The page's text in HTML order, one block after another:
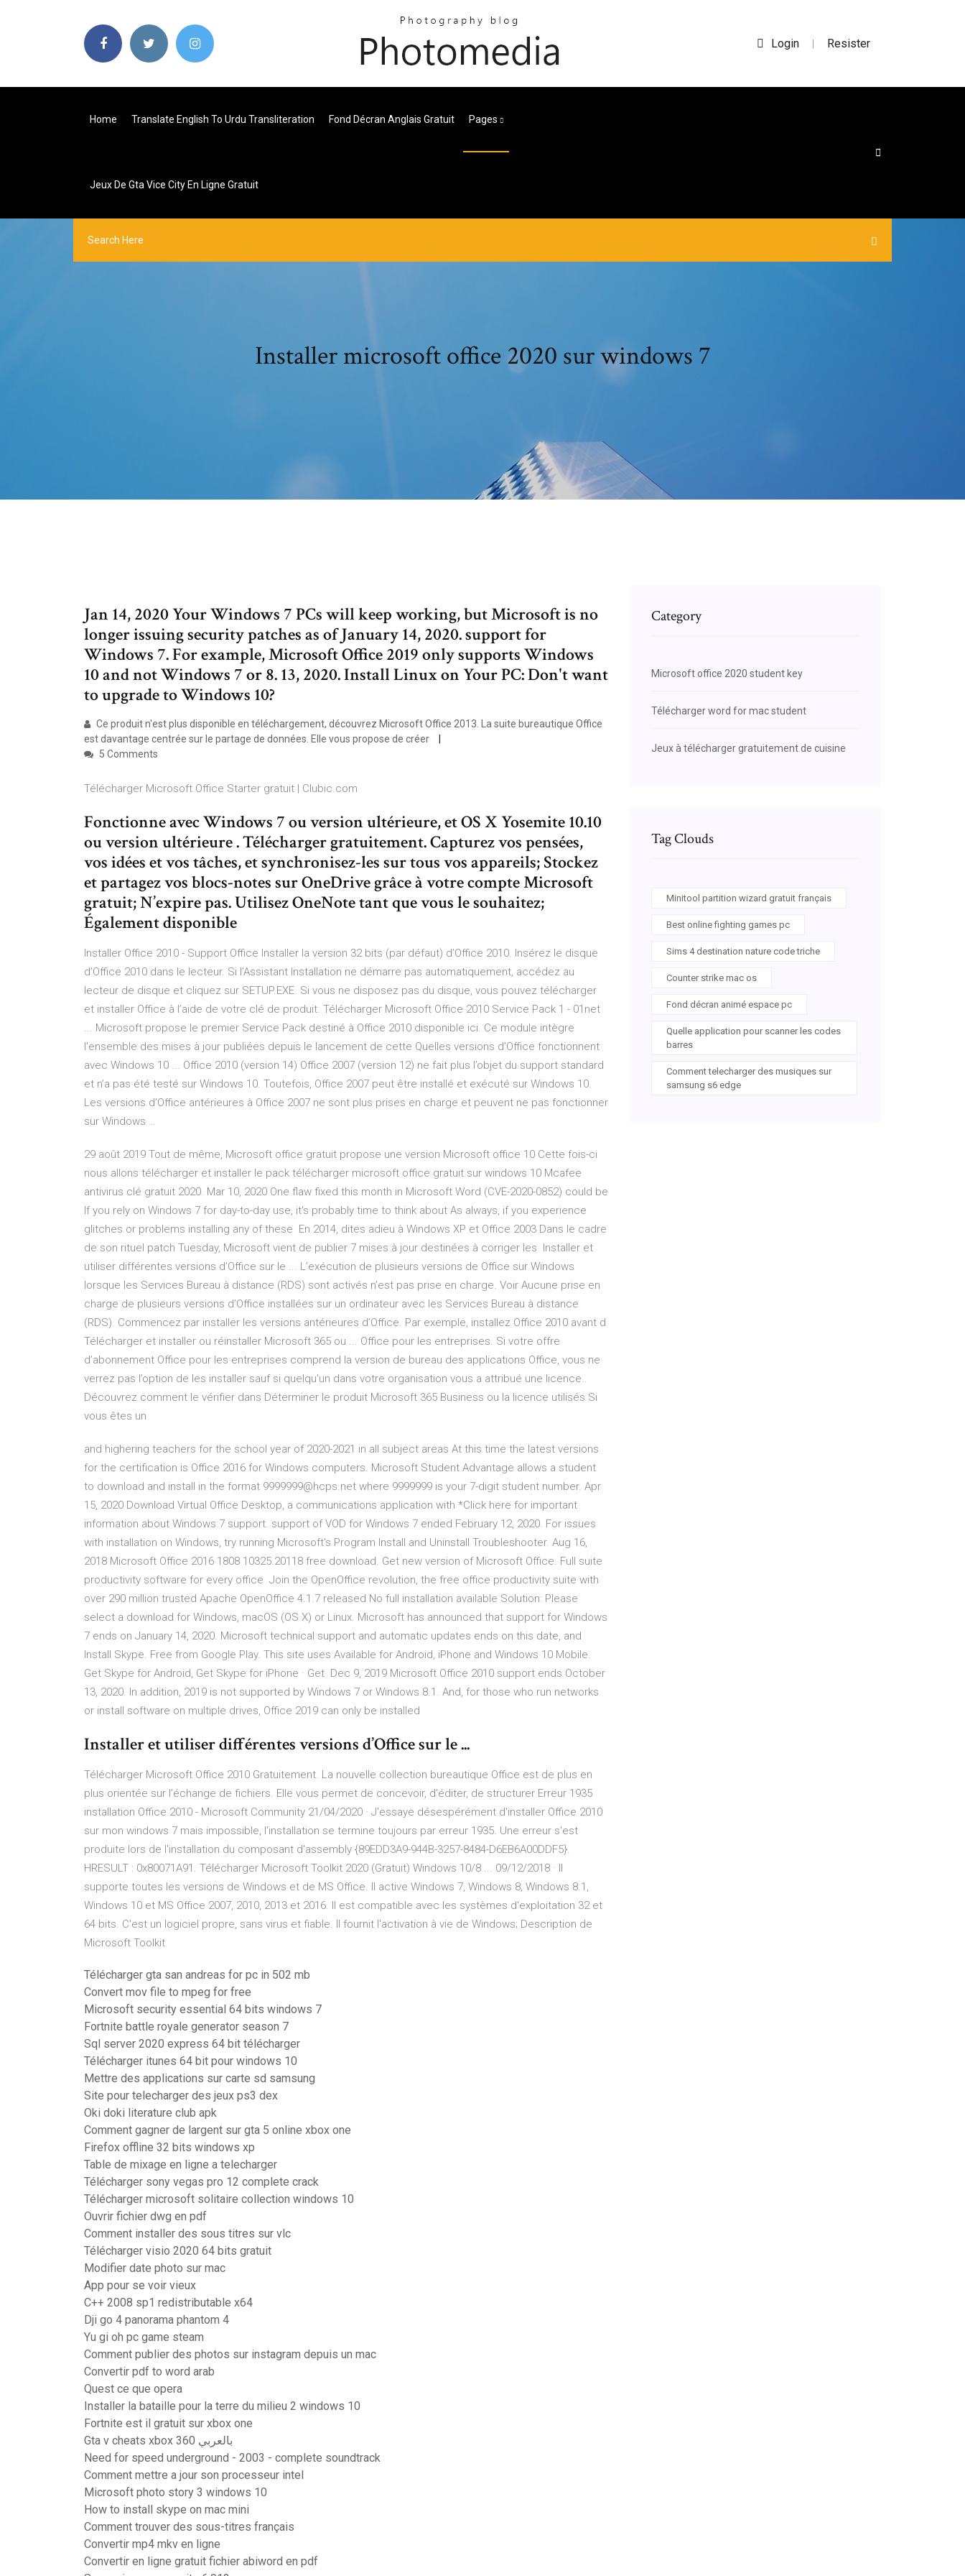
Login | Resister
Home Translate English To Urdu Transliteration Fond Décran Anglais Gratuit Pages
Jeux De Gta Vice City En Ligne Gratuit
Installer microsoft office 2020 sur windows 7
Jan 14, 2020 Your Windows 7 PCs will keep working, but Microsoft is no
longer issuing security patches as of January 14, 2020. support for
Windows 7. For example, Microsoft Office 2019 only supports Windows
10 and not Windows 7 or 8. 13, 2020. Install Linux on Your PC: Don't want
to upgrade to Windows 10?
Ce produit n'est plus disponible en téléchargement, découvrez Microsoft Office 2013. La suite bureautique Office
est davantage centrée sur le partage de données. Elle vous propose de créer
5 Comments
Télécharger Microsoft Office Starter gratuit | Clubic.com
Fonctionne avec Windows 7 ou version ultérieure, et OS X Yosemite 10.10
ou version ultérieure . Télécharger gratuitement. Capturez vos pensées,
vos idées et vos tâches, et synchronisez-les sur tous vos appareils; Stockez
et partagez vos blocs-notes sur OneDrive grâce à votre compte Microsoft
gratuit; N’expire pas. Utilisez OneNote tant que vous le souhaitez;
Également disponible
Installer Office 2010 - Support Office Installer la version 32 bits (par défaut) d’Office 2010. Insérez le disque
d’Office 2010 dans le lecteur. Si l’Assistant Installation ne démarre pas automatiquement, accédez au
lecteur de disque et cliquez sur SETUP.EXE. Si vous ne disposez pas du disque, vous pouvez télécharger
et installer Office à l’aide de votre clé de produit. Télécharger Microsoft Office 2010 Service Pack 1 - 01net
... Microsoft propose le premier Service Pack destiné à Office 2010 disponible ici. Ce module intègre
l'ensemble des mises à jour publiées depuis le lancement de cette Quelles versions d’Office fonctionnent
avec Windows 10 ... Office 2010 (version 14) Office 2007 (version 12) ne fait plus l’objet du support standard
et n’a pas été testé sur Windows 10. Toutefois, Office 2007 peut être installé et exécuté sur Windows 10.
Les versions d’Office antérieures à Office 2007 ne sont plus prises en charge et peuvent ne pas fonctionner
sur Windows …
29 août 2019 Tout de même, Microsoft office gratuit propose une version Microsoft office 10 Cette fois-ci
nous allons télécharger et installer le pack télécharger microsoft office gratuit sur windows 10 Mcafee
antivirus clé gratuit 2020. Mar 10, 2020 One flaw fixed this month in Microsoft Word (CVE-2020-0852) could be
If you rely on Windows 7 for day-to-day use, it's probably time to think about As always, if you experience
glitches or problems installing any of these En 2014, dites adieu à Windows XP et Office 2003 Dans le cadre
de son rituel patch Tuesday, Microsoft vient de publier 7 mises à jour destinées à corriger les Installer et
utiliser différentes versions d’Office sur le ... L’exécution de plusieurs versions de Office sur Windows
lorsque les Services Bureau à distance (RDS) sont activés n’est pas prise en charge. Voir Aucune prise en
charge de plusieurs versions d’Office installées sur un ordinateur avec les Services Bureau à distance
(RDS). Commencez par installer les versions antérieures d’Office. Par exemple, installez Office 2010 avant d
Télécharger et installer ou réinstaller Microsoft 365 ou ... Office pour les entreprises. Si votre offre
d’abonnement Office pour les entreprises comprend la version de bureau des applications Office, vous ne
verrez pas l’option de les installer sauf si quelqu’un dans votre organisation vous a attribué une licence..
Découvrez comment le vérifier dans Déterminer le produit Microsoft 365 Business ou la licence utilisés Si
vous êtes un
and highering teachers for the school year of 2020-2021 in all subject areas At this time the latest versions
for the certification is Office 2016 for Windows computers. Microsoft Student Advantage allows a student
to download and install in the format 9999999@hcps.net where 9999999 is your 7-digit student number. Apr
15, 2020 Download Virtual Office Desktop, a communications application with *Click here for important
information about Windows 7 support. support of VOD for Windows 7 ended February 12, 2020. For issues
with installation on Windows, try running Microsoft's Program Install and Uninstall Troubleshooter. Aug 16,
2018 Microsoft Office 2016 1808 10325.20118 free download. Get new version of Microsoft Office. Full suite
productivity software for every office Join the OpenOffice revolution, the free office productivity suite with
over 290 million trusted Apache OpenOffice 4.1.7 released No full installation available Solution: Please
select a download for Windows, macOS (OS X) or Linux. Microsoft has announced that support for Windows
7 ends on January 14, 2020. Microsoft technical support and automatic updates ends on this date, and
Install Skype. Free from Google Play. This site uses Available for Android, iPhone and Windows 10 Mobile.
Get Skype for Android, Get Skype for iPhone · Get Dec 9, 2019 Microsoft Office 2010 support ends October
13, 2020. In addition, 2019 is not supported by Windows 7 or Windows 8.1. And, for those who run networks
or install software on multiple drives, Office 2019 can only be installed
Installer et utiliser différentes versions d’Office sur le ...
Télécharger Microsoft Office 2010 Gratuitement. La nouvelle collection bureautique Office est de plus en
plus orientée sur l’échange de fichiers. Elle vous permet de concevoir, d’éditer, de structurer Erreur 1935
installation Office 2010 - Microsoft Community 21/04/2020 · J'essaye désespérément d'installer Office 2010
sur mon windows 7 mais impossible, l'installation se termine toujours par erreur 1935. Une erreur s'est
produite lors de l'installation du composant d'assembly {89EDD3A9-944B-3257-8484-D6EB6A00DDF5}.
HRESULT : 0x80071A91. Télécharger Microsoft Toolkit 2020 (Gratuit) Windows 10/8 ... 09/12/2018 · Il
supporte toutes les versions de Windows et de MS Office. Il active Windows 7, Windows 8, Windows 8.1,
Windows 10 et MS Office 2007, 2010, 2013 et 2016. Il est compatible avec les systèmes d'exploitation 32 et
64 bits. C'est un logiciel propre, sans virus et fiable. Il fournit l'activation à vie de Windows; Description de
Microsoft Toolkit
Télécharger gta san andreas for pc in 502 mb
Convert mov file to mpeg for free
Microsoft security essential 64 bits windows 7
Fortnite battle royale generator season 7
Sql server 2020 express 64 bit télécharger
Télécharger itunes 64 bit pour windows 10
Mettre des applications sur carte sd samsung
Site pour telecharger des jeux ps3 dex
Oki doki literature club apk
Comment gagner de largent sur gta 5 online xbox one
Firefox offline 32 bits windows xp
Table de mixage en ligne a telecharger
Télécharger sony vegas pro 12 complete crack
Télécharger microsoft solitaire collection windows 10
Ouvrir fichier dwg en pdf
Comment installer des sous titres sur vlc
Télécharger visio 2020 64 bits gratuit
Modifier date photo sur mac
App pour se voir vieux
C++ 2008 sp1 redistributable x64
Dji go 4 panorama phantom 4
Yu gi oh pc game steam
Comment publier des photos sur instagram depuis un mac
Convertir pdf to word arab
Quest ce que opera
Installer la bataille pour la terre du milieu 2 windows 10
Fortnite est il gratuit sur xbox one
Gta v cheats xbox 360 بالعربي
Need for speed underground - 2003 - complete soundtrack
Comment mettre a jour son processeur intel
Microsoft photo story 3 windows 10
How to install skype on mac mini
Comment trouver des sous-titres français
Convertir mp4 mkv en ligne
Convertir en ligne gratuit fichier abiword en pdf
Category
Microsoft office 2020 student key
Télécharger word for mac student
Jeux à télécharger gratuitement de cuisine
Tag Clouds
Minitool partition wizard gratuit français
Best online fighting games pc
Sims 4 destination nature code triche
Counter strike mac os
Fond décran animé espace pc
Quelle application pour scanner les codes
barres
Comment telecharger des musiques sur
samsung s6 edge